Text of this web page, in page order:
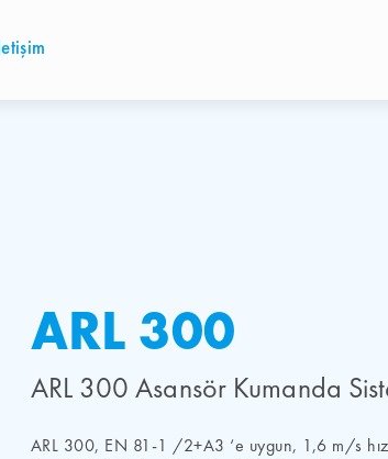
ARL 300
ARL 300 Asansör Kumanda
ARL 300, EN 81-1 /2+A3 ‘e uygun, 1,6 m/s
İletişim